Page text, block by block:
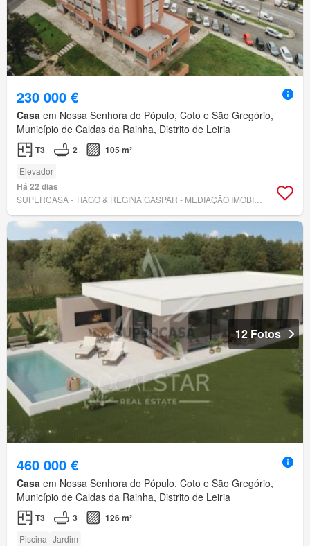
230 000 €
Casa em Nossa Senhora do Pópulo, Coto e São Gregório,
Município de Caldas da Rainha, Distrito de Leiria
T3 2 105 m²
Elevador
Há 22 dias
12 Fotos
460 000 €
Casa em Nossa Senhora do Pópulo, Coto e São Gregório,
Município de Caldas da Rainha, Distrito de Leiria
T3 3 126 m²
Piscina Jardim